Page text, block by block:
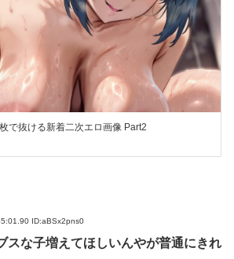
で抜ける新着二次エロ画像 Part2
ID:aBSx2pns0
スな子増えてほしいんやが普通にきれ